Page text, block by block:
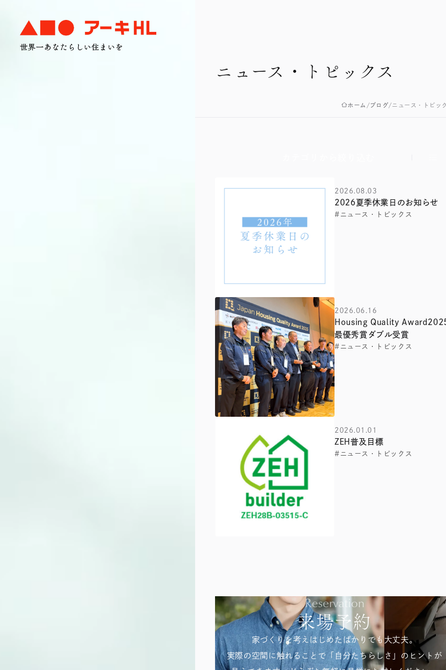
ニュース・トピックス
ホーム ブログ ニュース・トピッ
2026.08.03
2026夏季休業日のお知らせ
#ニュース・トピックス
2026.06.16
Housing Quality
最優秀賞ダブル受賞
#ニュース・トピックス
2026.01.01
ZEH普及目標
#ニュース・トピックス
Reservation
来場予約
家づくりを考えはじめたばかりでも大丈夫。
実際の空間に触れることで「自分たちらしさ」のヒントが